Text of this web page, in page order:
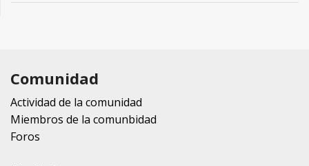
Comunidad
Actividad de la comunidad
Miembros de la comunbidad
Foros